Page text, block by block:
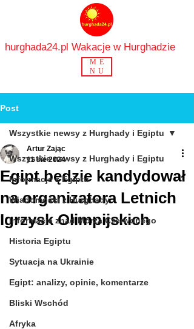
hurghada24.pl Wakacje w Hurghadzie
ME
NU
Post
Wszystkie newsy z Hurghady i Egiptu
Informacje z Egiptu
Wiadomości z Hurghady
Informacje znad Morza Czerwonego
Historia Egiptu
Sytuacja na Ukrainie
Egipt: analizy, opinie, komentarze
Bliski Wschód
Afryka
Wszystkie newsy z Hurghady i Egiptu
Egipt będzie kandydował
na organizatora Letnich
Igrzysk Olimpijskich
Artur Zając
11 sie 2024